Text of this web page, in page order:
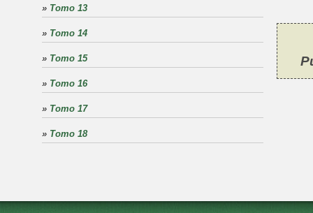
» Tomo 13
» Tomo 14
» Tomo 15
» Tomo 16
» Tomo 17
» Tomo 18